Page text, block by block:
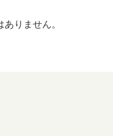
er
りません。